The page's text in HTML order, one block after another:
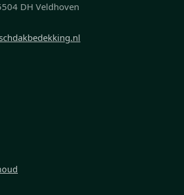
DH Veldhoven